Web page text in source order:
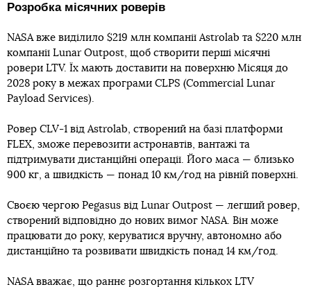
Розробка місячних роверів
NASA вже виділило $219 млн компанії Astrolab та $220 млн
компанії Lunar Outpost, щоб створити перші місячні
ровери LTV. Їх мають доставити на поверхню Місяця до
2028 року в межах програми CLPS (Commercial Lunar
Payload Services).
Ровер CLV-1 від Astrolab, створений на базі платформи
FLEX, зможе перевозити астронавтів, вантажі та
підтримувати дистанційні операції. Його маса — близько
900 кг, а швидкість — понад 10 км/год на рівній поверхні.
Своєю чергою Pegasus від Lunar Outpost — легший ровер,
створений відповідно до нових вимог NASA. Він може
працювати до року, керуватися вручну, автономно або
дистанційно та розвивати швидкість понад 14 км/год.
NASA вважає, що раннє розгортання кількох LTV